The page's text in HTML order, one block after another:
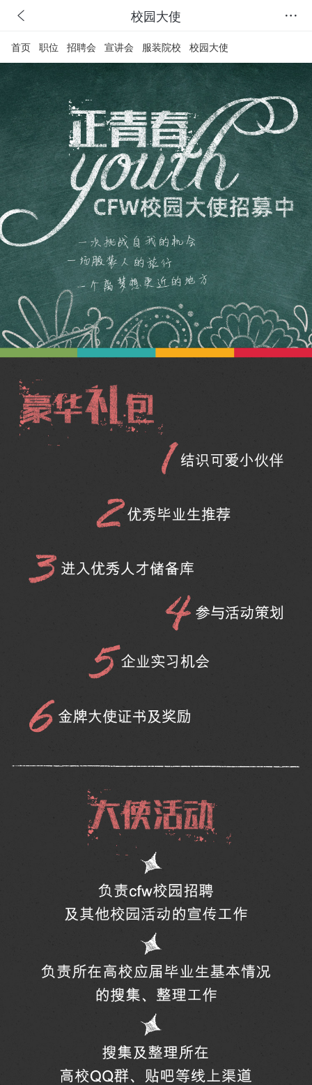
校园大使
首页 职位 招聘会 宣讲会 服装院校 校园大使